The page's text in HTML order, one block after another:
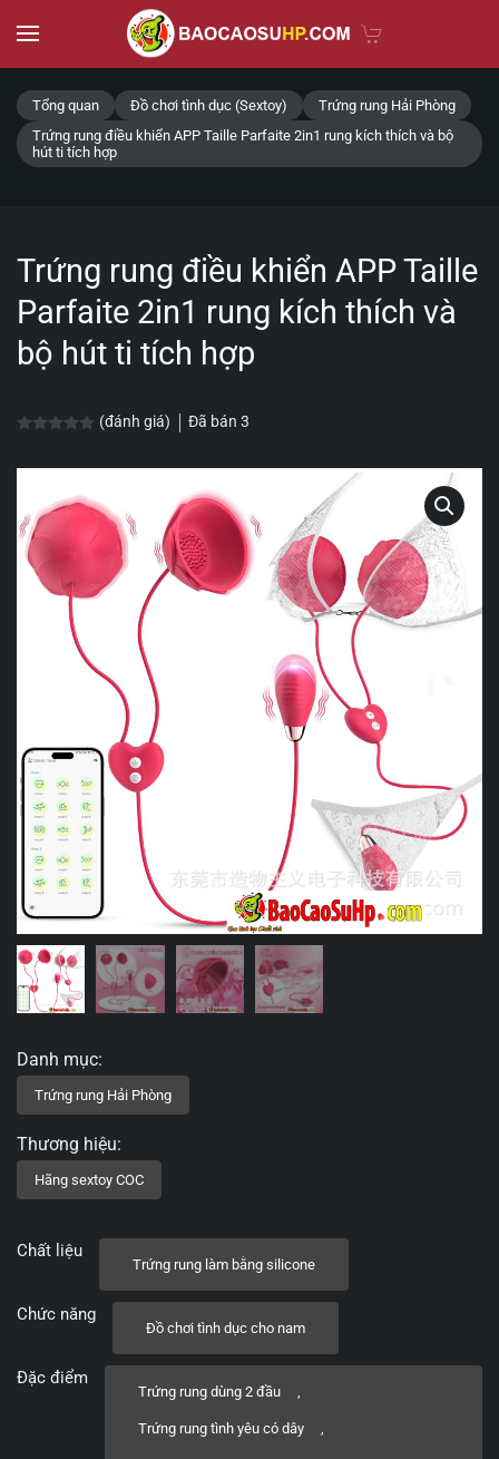
Skip to main content
Tổng quan Đồ chơi tình dục (Sextoy)
Trứng rung Hải Phòng
Trứng rung điều khiển APP Taille Parfaite 2in1 rung kích thích và bộ
hút ti tích hợp
Trứng rung điều khiển APP Taille
Parfaite 2in1 rung kích thích và
bộ hút ti tích hợp
Được xếp hạng0.05 sao
(đánh giá) Đã bán 3
Chất liệu
Trứng rung làm bằng silicone
Chức năng
Đồ chơi tình dục cho nam
Đặc điểm
Trứng rung dùng 2 đầu ,
Trứng rung tình yêu có dây ,